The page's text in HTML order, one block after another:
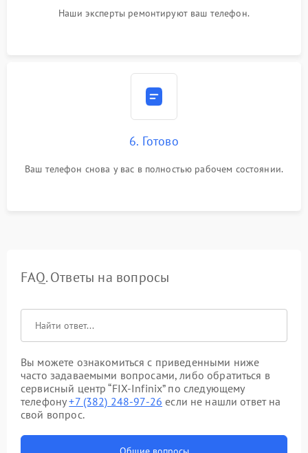
Наши эксперты ремонтируют ваш телефон.
6. Готово
Ваш телефон снова у вас в полностью рабочем состоянии.
FAQ. Ответы на вопросы
Вы можете ознакомиться с приведенными ниже
часто задаваемыми вопросами, либо обратиться в
сервисный центр “FIX-Infinix” по следующему
телефону+7 (382) 248-97-26 если не нашли ответ на
свой вопрос.